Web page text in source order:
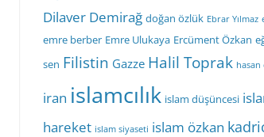
Dilaver Demirağ doğan özlük Ebrar Yılmaz
emre berber Emre Ulukaya Ercüment Özkan
sen Filistin Gazze Halil Toprak hasan
iran islamcılık islam düşüncesi
hareket islam siyaseti islam özkan